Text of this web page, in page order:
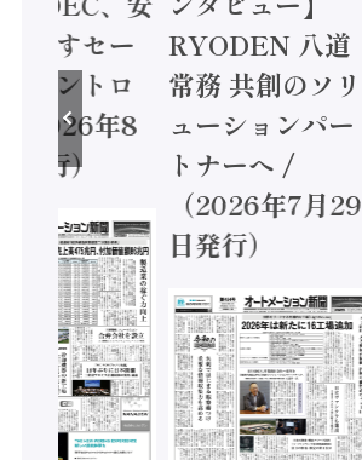
かすセー
コントロ
2026年8
発行）
RYODEN 八道
常務 共創のソリ
ューションパー
トナーへ /
（2026年7月29
日発行）